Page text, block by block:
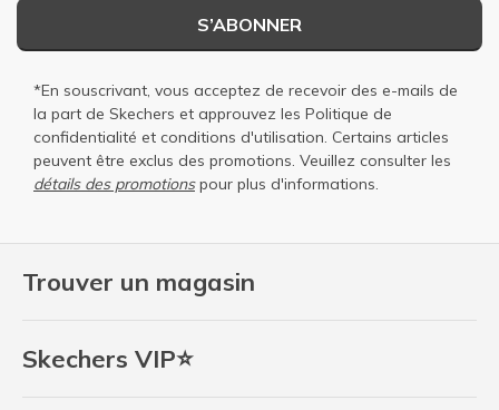
Trouver un magasin
Skechers VIP⭐
S’ABONNER
*En souscrivant, vous acceptez de recevoir des e-mails de
la part de Skechers et approuvez les Politique de
confidentialité et conditions d'utilisation. Certains articles
peuvent être exclus des promotions. Veuillez consulter les
détails des promotionspour plus d'informations.